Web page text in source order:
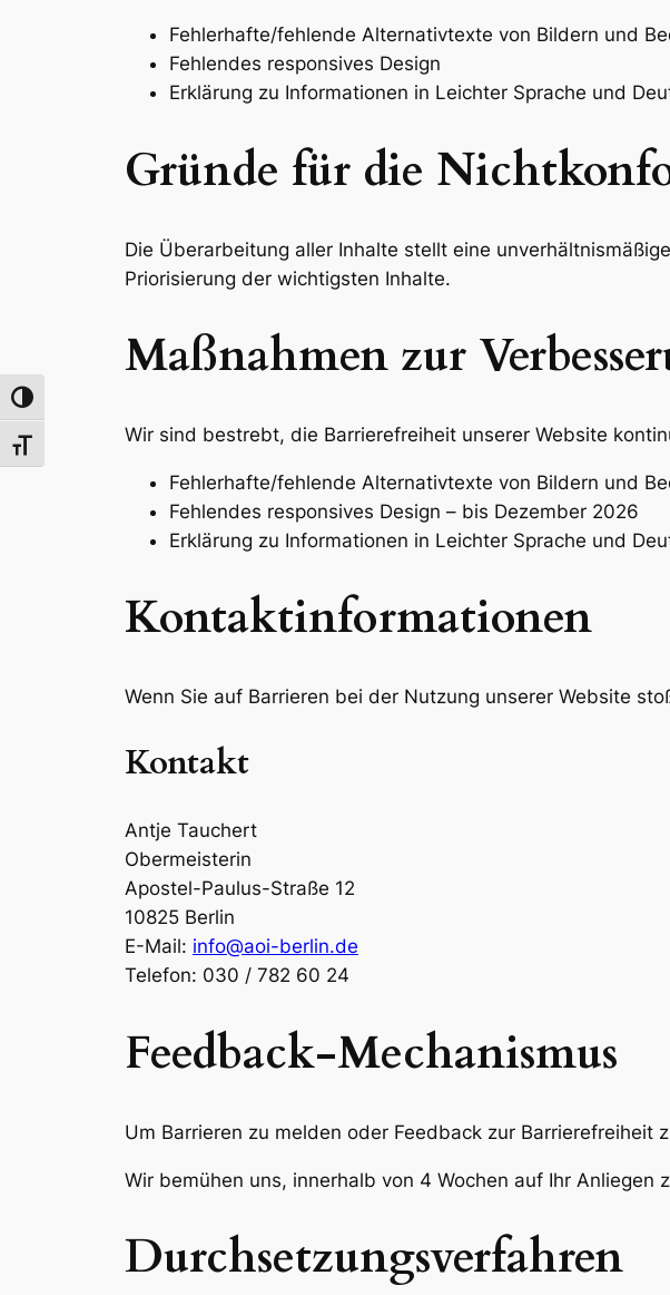
Toggle High Contrast
Toggle Font size
Fehlerhafte/fehlende Alternativtexte von Bildern und
Fehlendes responsives Design
Erklärung zu Informationen in Leichter Sprache und
Gründe für die
Die Überarbeitung aller Inhalte stellt eine
Priorisierung der wichtigsten Inhalte.
Maßnahmen zur
Wir sind bestrebt, die Barrierefreiheit unserer Website
Fehlerhafte/fehlende Alternativtexte von Bildern und
Fehlendes responsives Design – bis Dezember 2026
Erklärung zu Informationen in Leichter Sprache und
Kontaktinformationen
Wenn Sie auf Barrieren bei der Nutzung unserer Website
Kontakt
Antje Tauchert
Obermeisterin
Apostel-Paulus-Straße 12
10825 Berlin
E-Mail: info@aoi-berlin.de
Telefon: 030 / 782 60 24
Feedback-Mechanismus
Um Barrieren zu melden oder Feedback zur Barrierefreiheit
Wir bemühen uns, innerhalb von 4 Wochen auf Ihr Anliegen
Durchsetzungsverfahren